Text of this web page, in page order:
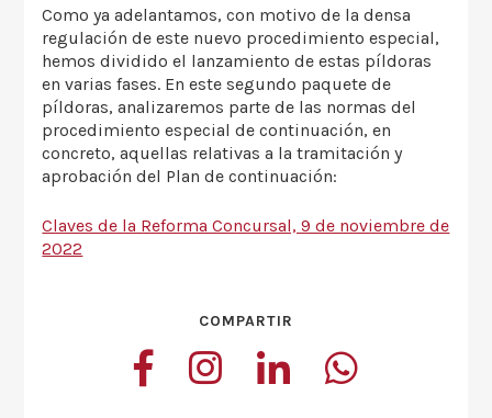
Como ya adelantamos, con motivo de la densa
regulación de este nuevo procedimiento especial,
hemos dividido el lanzamiento de estas píldoras
en varias fases. En este segundo paquete de
píldoras, analizaremos parte de las normas del
procedimiento especial de continuación, en
concreto, aquellas relativas a la tramitación y
aprobación del Plan de continuación:
Claves de la Reforma Concursal, 9 de noviembre de
2022
COMPARTIR